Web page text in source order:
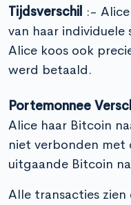
Tijdsverschil :-
van haar
Alice koos ook
werd betaald.
Portemonnee
Alice haar Bitcoin
niet verbonden
uitgaande Bitcoin
Alle transacties